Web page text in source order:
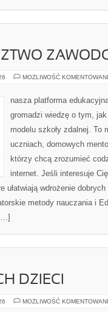
MOŻLIWOŚĆ
nasza platforma
gromadzi wiedzę o tym,
modelu szkoły zdalnej. To
uczniach, domowych
którzy chcą zrozumieć
internet. Jeśli interesuje
ułatwiają wdrożenie
metody nauczania i
DZIECI
MOŻLIWOŚĆ